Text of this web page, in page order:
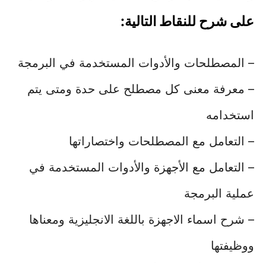
على شرح للنقاط التالية:
– المصطلحات والأدوات المستخدمة في البرمجة
– معرفة معنى كل مصطلح على حدة ومتى يتم
استخدامه
– التعامل مع المصطلحات واختصاراتها
– التعامل مع الأجهزة والأدوات المستخدمة في
عملية البرمجة
– شرح اسماء الاجهزة باللغة الانجليزية ومعناها
ووظيفتها